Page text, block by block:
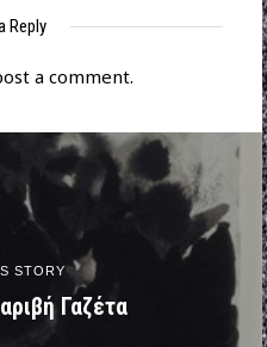
Reply
a comment.
STORY
Γαζέτα